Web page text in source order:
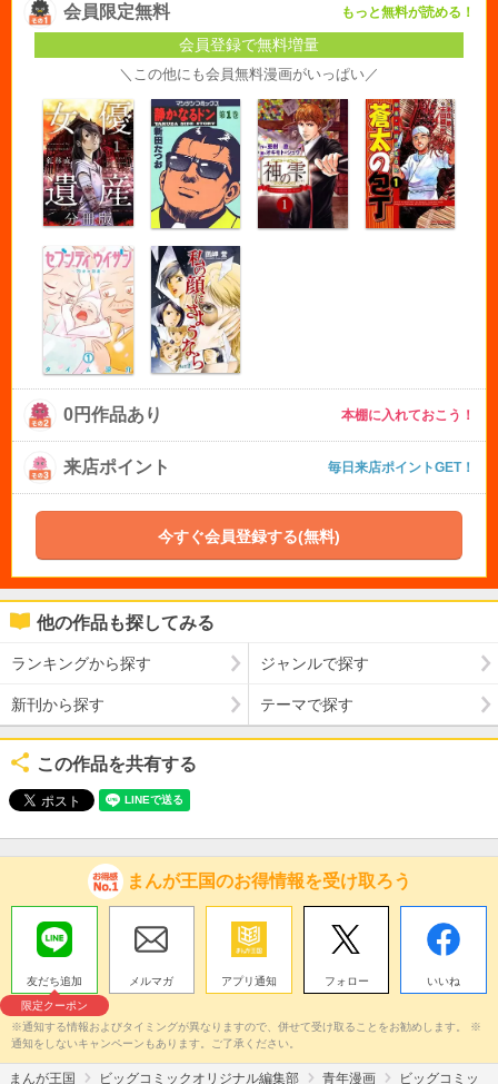
会員限定無料 もっと無料が読める！
会員登録で無料増量
＼この他にも会員無料漫画がいっぱい／
0円作品あり 本棚に入れておこう！
来店ポイント 毎日来店ポイントGET！
今すぐ会員登録する(無料)
他の作品も探してみる
ランキングから探す ジャンルで探す
新刊から探す テーマで探す
この作品を共有する
まんが王国のお得情報を受け取ろう
友だち追加
限定クーポン
メルマガ アプリ通知 フォロー いいね
※通知する情報およびタイミングが異なりますので、併せて受け取ることをお勧めします。 ※
通知をしないキャンペーンもあります。ご了承ください。
まんが王国 ビッグコミックオリジナル編集部 青年漫画 ビッグコミッ